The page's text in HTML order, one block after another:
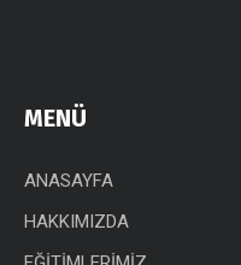
MENÜ
ANASAYFA
HAKKIMIZDA